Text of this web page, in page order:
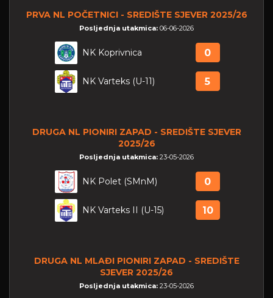
PRVA NL POČETNICI - SREDIŠTE SJEVER 2025/26
Posljednja utakmica: 06-06-2026
NK Koprivnica 0
NK Varteks (U-11) 5
DRUGA NL PIONIRI ZAPAD - SREDIŠTE SJEVER
2025/26
Posljednja utakmica: 23-05-2026
NK Polet (SMnM) 0
NK Varteks II (U-15) 10
DRUGA NL MLAĐI PIONIRI ZAPAD - SREDIŠTE
SJEVER 2025/26
Posljednja utakmica: 23-05-2026